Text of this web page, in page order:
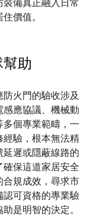
備真正融入日常
價值。
助
火門的驗收涉及
應協議、機械動
個專業範疇，一
經驗，根本無法精
遲或隱蔽線路的
保這道家居安全
合規成效，尋求市
認可資格的專業驗
是明智的決定。